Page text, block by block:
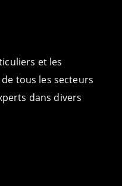
et les
tous les secteurs
dans divers